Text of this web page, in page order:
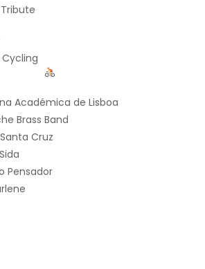
Tribute
Cycling
Académica de Lisboa
Brass Band
Cruz
Pensador